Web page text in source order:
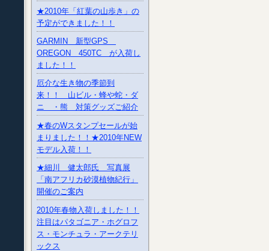
★2010年「紅葉の山歩き」の
予定ができました！！
GARMIN 新型GPS
OREGON 450TC が入荷し
ました！！
厄介な生き物の季節到
来！！ 山ビル・蜂や蛇・ダ
ニ ・熊 対策グッズご紹介
★春のWスタンプセールが始
まりました！！★2010年NEW
モデル入荷！！
★細川 健太郎氏 写真展
「南アフリカ砂漠植物紀行」
開催のご案内
2010年春物入荷しました！！
注目はパタゴニア・ホグロフ
ス・モンチュラ・アークテリ
ックス